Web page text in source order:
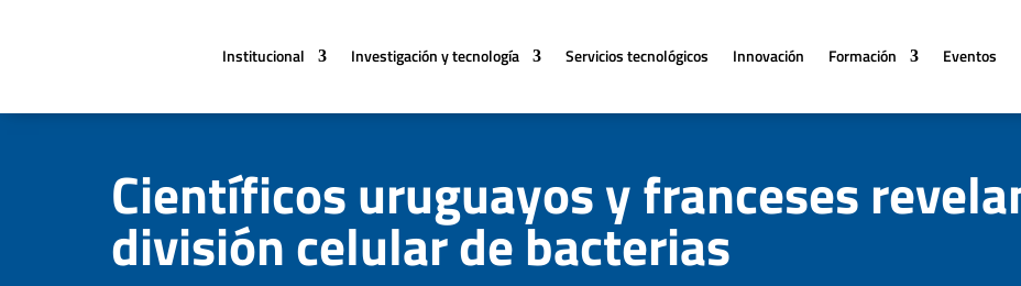
Institucional Investigación y tecnología Servicios tecnológicos Innovación Formación Eventos
Científicos uruguayos y franceses
división celular de bacterias